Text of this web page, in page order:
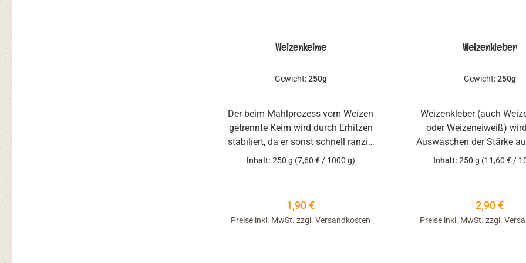
Weizenkeime
Gewicht:250g
Der beim Mahlprozess vom Weizen
getrennte Keim wird durch Erhitzen
stabiliert, da er sonst schnell ranzig
werden würde. Eingesetzt wird der
Broten oder Brötchen..
Inhalt: 250 g (7,60 € / 1000 g)
Regulärer Preis:
1,90 €
Preise inkl. MwSt. zzgl. Versandkosten
Weizenkleber
Gewicht:250g
Weizenkleber (auch
oder Weizeneiweiß)
Auswaschen der Stärke
gewonnen. Eingesetzt
bei Wurzelbroten für eine
Porung
Inhalt: 250 g (11,60 € /
Regulärer
2,90 €
Preise inkl. MwSt. zzgl.